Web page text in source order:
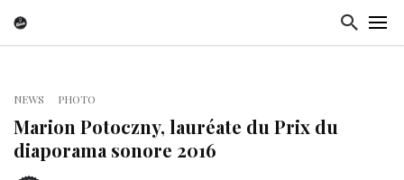
NEWS PHOTO
Marion Potoczny, lauréate du Prix du
diaporama sonore 2016